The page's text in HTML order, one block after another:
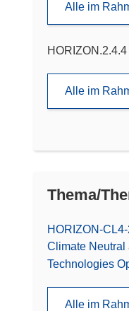
Alle im
Alle im
Thema/
HORIZON-
Climate Neutral
Technologies
Alle im